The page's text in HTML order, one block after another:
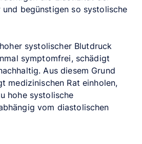
begünstigen so systolische
systolischer Blutdruck
symptomfrei, schädigt
Aus diesem Grund
medizinischen Rat einholen,
hohe systolische
vom diastolischen